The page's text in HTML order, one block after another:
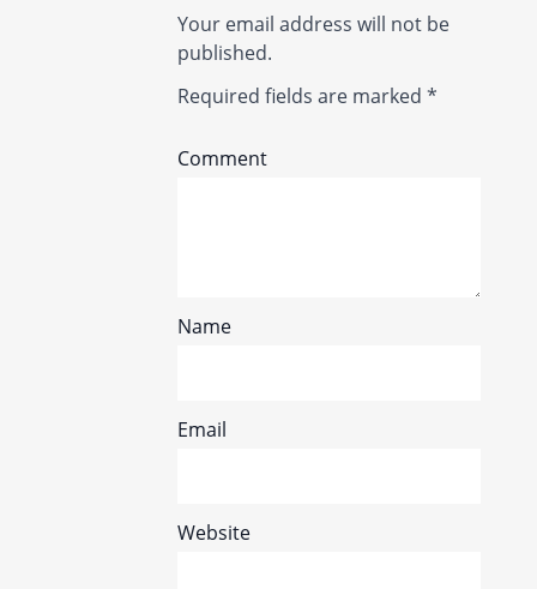
Your email address will not be
published.
Required fields are marked*
Comment
Name
Email
Website